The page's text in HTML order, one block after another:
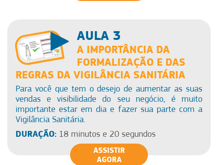
AULA 3
A IMPORTÂNCIA DA
FORMALIZAÇÃO E DAS
REGRAS DA VIGILÂNCIA SANITÁRIA
Para você que tem o desejo de aumentar as suas
vendas e visibilidade do seu negócio, é muito
importante estar em dia e fazer sua parte com a
Vigilância Sanitária.
DURAÇÃO:18 minutos e 20 segundos
ASSISTIR
AGORA